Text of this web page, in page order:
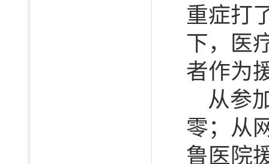
重症打
下，医
者作为
从参
零；从
鲁医院